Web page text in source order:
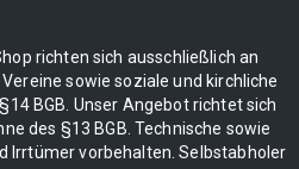
richten sich ausschließlich an
sowie soziale und kirchliche
BGB. Unser Angebot richtet sich
des §13 BGB. Technische sowie
Irrtümer vorbehalten. Selbstabholer